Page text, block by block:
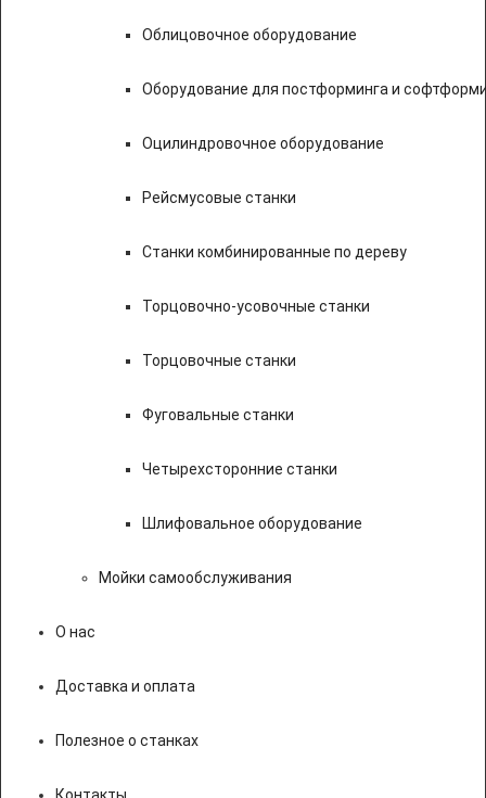
Облицовочное оборудование
Оборудование для постформинга и
Оцилиндровочное оборудование
Рейсмусовые станки
Станки комбинированные по дереву
Торцовочно-усовочные станки
Торцовочные станки
Фуговальные станки
Четырехсторонние станки
Шлифовальное оборудование
Мойки самообслуживания
О нас
Доставка и оплата
Полезное о станках
Контакты